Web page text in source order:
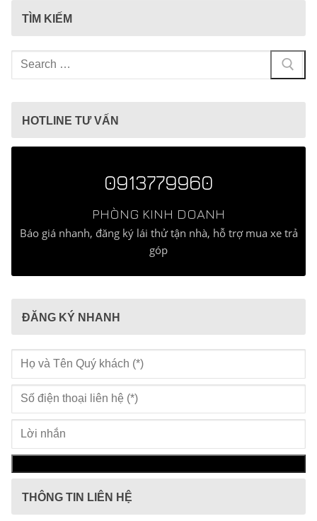
TÌM KIẾM
Tìm
kiếm
HOTLINE TƯ VẤN
0913779960
PHÒNG KINH DOANH
Báo giá nhanh, đăng ký lái thử tận nhà, hỗ trợ mua xe trả
góp
ĐĂNG KÝ NHANH
THÔNG TIN LIÊN HỆ